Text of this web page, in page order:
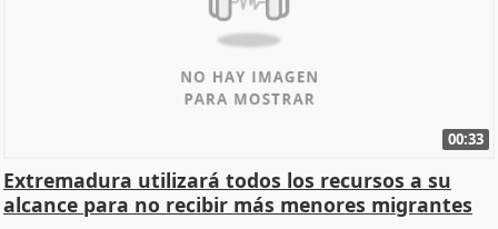
00:33
Extremadura utilizará todos los recursos a su
alcance para no recibir más menores migrantes